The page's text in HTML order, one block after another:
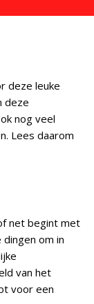
deze leuke
deze
nog veel
Lees daarom
net begint met
om in
van het
voor een